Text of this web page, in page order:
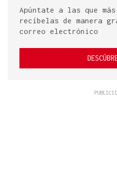
Apúntate a las que
recíbelas de manera
correo electrónico